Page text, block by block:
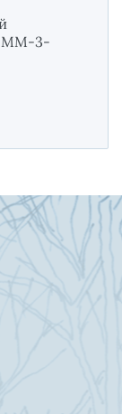
ММ-3-